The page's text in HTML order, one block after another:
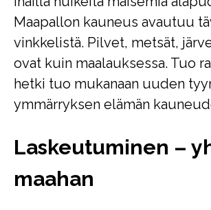
Maapallon kauneus avautuu
vinkkelistä. Pilvet, metsät,
ovat kuin maalauksessa. Tuo
hetki tuo mukanaan uuden
ymmärryksen elämän
Laskeutuminen –
maahan